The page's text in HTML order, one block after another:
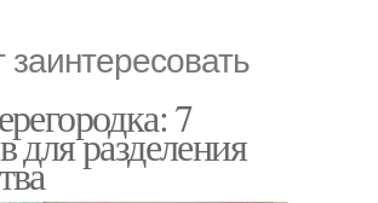
7
для разделения